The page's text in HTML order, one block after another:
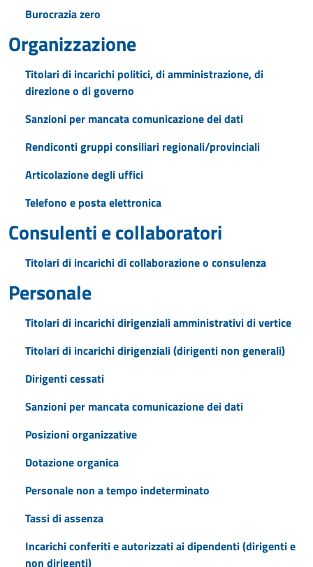
Burocrazia zero
Organizzazione
Titolari di incarichi politici, di amministrazione, di
direzione o di governo
Sanzioni per mancata comunicazione dei dati
Rendiconti gruppi consiliari regionali/provinciali
Articolazione degli uffici
Telefono e posta elettronica
Consulenti e collaboratori
Titolari di incarichi di collaborazione o consulenza
Personale
Titolari di incarichi dirigenziali amministrativi di vertice
Titolari di incarichi dirigenziali (dirigenti non generali)
Dirigenti cessati
Sanzioni per mancata comunicazione dei dati
Posizioni organizzative
Dotazione organica
Personale non a tempo indeterminato
Tassi di assenza
Incarichi conferiti e autorizzati ai dipendenti (dirigenti e
non dirigenti)